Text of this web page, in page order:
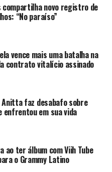
muitos
de Clara
gestação
com vômitos
por dia, e sendo
por dois meses.
gestacional e
o corpo.
enfrentadas durante a
compartilha novo registro de
“No paraíso”
vence mais uma batalha na
contrato vitalício assinado
Anitta faz desabafo sobre
enfrentou em sua vida
ao ter álbum com Viih Tube
o Grammy Latino